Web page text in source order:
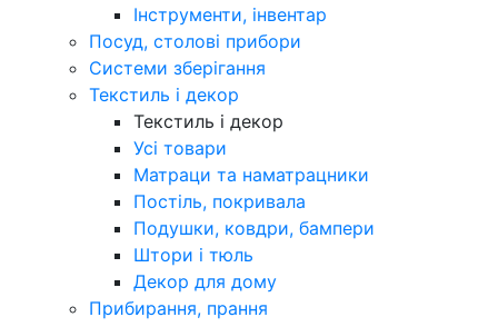
Інструменти, інвентар
Посуд, столові прибори
Системи зберігання
Текстиль і декор
Текстиль і декор
Усі товари
Матраци та наматрацники
Постіль, покривала
Подушки, ковдри, бампери
Штори і тюль
Декор для дому
Прибирання, прання